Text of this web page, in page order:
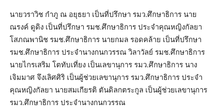
นายวราวิช กำภู​ ณ​ อยุธยา​ เป็นที่ปรึกษา รมว.ศึกษาธิการ นาย
ณรงค์​ ดูดิง​ เป็นที่ปรึกษา รมช.​ศึกษาธิการ ประจำคุณหญิงกัลยา​
โสภณพานิช รมช.ศึกษาธิการ นายกมล​ รอดคล้าย​ เป็นที่ปรึกษา
รมช.​ศึกษาธิการ ประจำนางกนกวรรณ​ วิลาวัลย์ รมช.ศึกษาธิการ
นายไกรเสริม​ โตทับเที่ยง​ เป็นเลขานุการ รมว.ศึกษาธิการ นาง
เจิมมาศ จึงเลิศศิริ เป็นผู้ช่วยเลขานุการ รมว.ศึกษาธิการ ประจำ
คุณหญิงกัลยา​ นายสมเกียรติ ตันดิลกตระกูล​ เป็นผู้ช่วยเลขานุการ
รมว.ศึกษาธิการ ประจำนางกนกวรรณ​